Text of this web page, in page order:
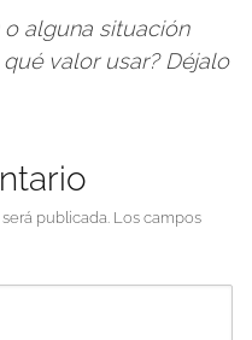
o alguna situación
valor usar? Déjalo
publicada. Los campos